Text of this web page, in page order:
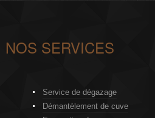
NOS SERVICES
Service de dégazage
Démantèlement de cuve